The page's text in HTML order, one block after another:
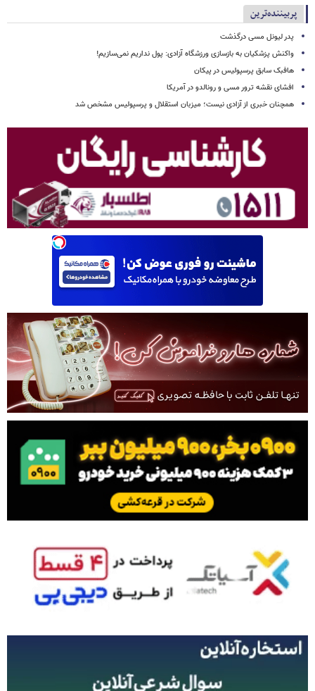
پربیننده‌ترین
پدر لیونل مسی درگذشت
واکنش پزشکیان به بازسازی ورزشگاه آزادی: پول نداریم نمی‌سازیم!
هافبک سابق پرسپولیس در پیکان
افشای نقشه ترور مسی و رونالدو در آمریکا
همچنان خبری از آزادی نیست؛ میزبان استقلال و پرسپولیس مشخص شد